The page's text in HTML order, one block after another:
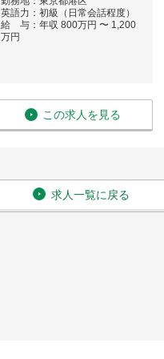
英語力：初級（日常会話程度）
給 与：年収 800万円 〜 1,200
万円
この求人を見る
求人一覧に戻る